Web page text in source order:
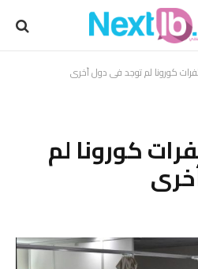
كورونا لم توجد في دول أخرى
كورونا لم